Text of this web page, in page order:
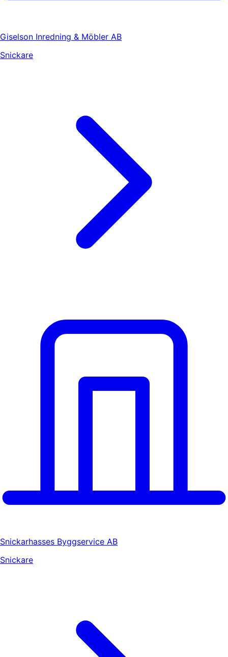
Giselson Inredning & Möbler AB
Snickare
Snickarhasses Byggservice AB
Snickare